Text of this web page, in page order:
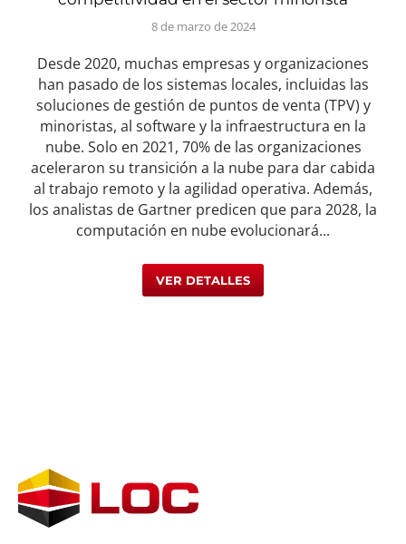
8 de marzo de 2024
Desde 2020, muchas empresas y organizaciones
han pasado de los sistemas locales, incluidas las
soluciones de gestión de puntos de venta (TPV) y
minoristas, al software y la infraestructura en la
nube. Solo en 2021, 70% de las organizaciones
aceleraron su transición a la nube para dar cabida
al trabajo remoto y la agilidad operativa. Además,
los analistas de Gartner predicen que para 2028, la
computación en nube evolucionará...
VER DETALLES